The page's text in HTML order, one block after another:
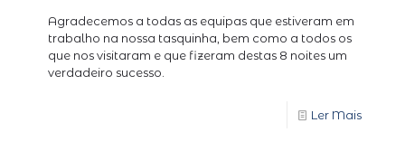
Agradecemos a todas as equipas que estiveram em
trabalho na nossa tasquinha, bem como a todos os
que nos visitaram e que fizeram destas 8 noites um
verdadeiro sucesso.
Ler Mais